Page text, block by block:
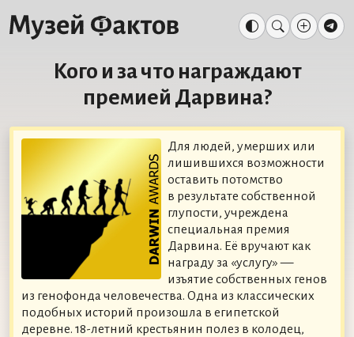
Кого и за что награждают
премией Дарвина?
Для людей, умерших или
лишившихся возможности
оставить потомство
в результате собственной
глупости, учреждена
специальная премия
Дарвина. Её вручают как
награду за «услугу» —
изъятие собственных генов
из генофонда человечества. Одна из классических
подобных историй произошла в египетской
деревне. 18-летний крестьянин полез в колодец,